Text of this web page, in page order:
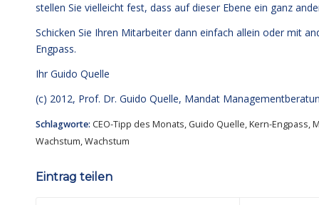
stellen Sie vielleicht fest, dass auf dieser Ebene ein ganz
Schicken Sie Ihren Mitarbeiter dann einfach allein oder mit
Engpass.
Ihr Guido Quelle
(c) 2012, Prof. Dr. Guido Quelle, Mandat
Schlagworte: CEO-Tipp des Monats, Guido Quelle,Kern-Engpass,
Wachstum,Wachstum
Eintrag teilen